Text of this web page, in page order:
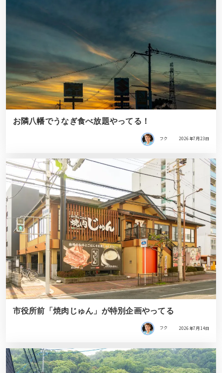
お隣八幡でうなぎ食べ放題やってる！
フク 2026年7月23日
市役所前「焼肉じゅん」が特別企画やってる
フク 2026年7月14日